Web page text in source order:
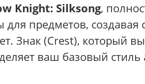
Knight: Silksong,
для предметов,
Знак (Crest), который
ваш базовый